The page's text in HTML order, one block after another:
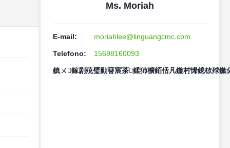
Ms. Moriah
E-mail: moriahlee@linguangcmc.com
Telefono: 15698160093
鎮ㄨ鎵剧殑璧勬簮宸茶鍒犻櫎銆佸凡鏇村悕鎴栨殏鏃